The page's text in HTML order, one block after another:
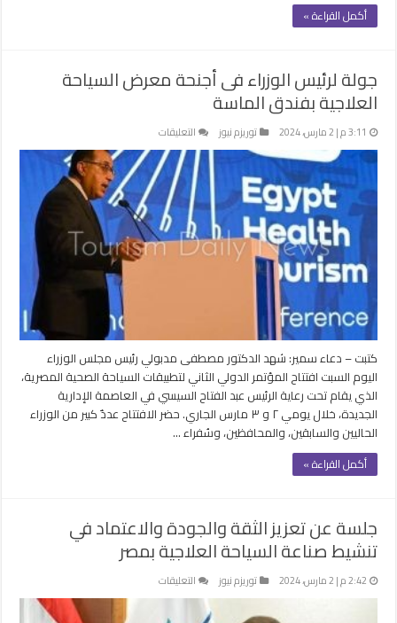
أكمل القراءة »
جولة لرئيس الوزراء فى أجنحة معرض السياحة
العلاجية بفندق الماسة
3:11 م | 2 مارس، 2024 توريزم نيوز التعليقات
جولة
لرئيس
الوزراء
فى
أجنحة
معرض
السياحة
كتبت – دعاء سمير: شهد الدكتور مصطفى مدبولي رئيس مجلس الوزراء
اليوم السبت افتتاح المؤتمر الدولي الثاني لتطبيقات السياحة الصحية المصرية،
الذي يقام تحت رعاية الرئيس عبد الفتاح السيسي في العاصمة الإدارية
الجديدة، خلال يومي ٢ و ٣ مارس الجاري. حضر الافتتاح عددٌ كبير من الوزراء
الحاليين والسابقين، والمحافظين، وسُفراء …
أكمل القراءة »
جلسة عن تعزيز الثقة والجودة والاعتماد في
تنشيط صناعة السياحة العلاجية بمصر
2:42 م | 2 مارس، 2024 توريزم نيوز التعليقات
جلسة